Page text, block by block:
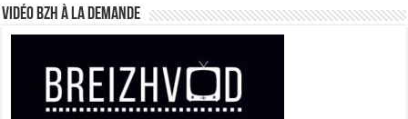
Vidéo BZH à la demande